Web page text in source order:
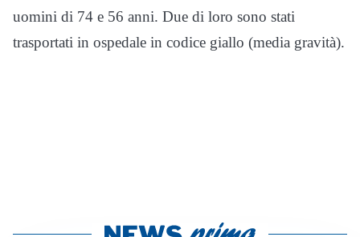
uomini di 74 e 56 anni. Due di loro sono stati
trasportati in ospedale in codice giallo (media gravità).